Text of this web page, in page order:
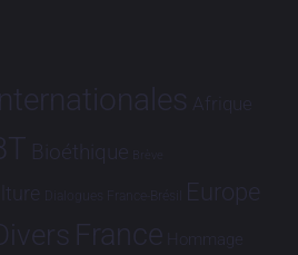
Afrique
Bioéthique Brève
Dialogues France-Brésil Europe
France Hommage